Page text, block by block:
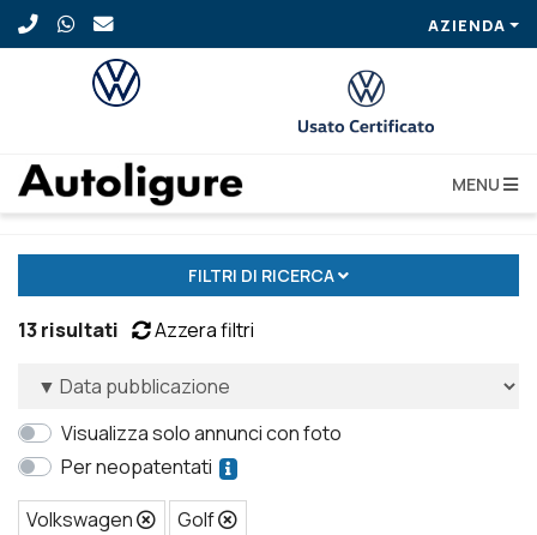
AZIENDA
MENU
Nuove
FILTRI DI RICERCA
13 risultati Azzera filtri
Visualizza solo annunci con foto
Per neopatentati
Volkswagen Golf